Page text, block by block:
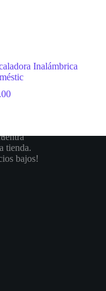
Inalámbrica
tienda.
bajos!